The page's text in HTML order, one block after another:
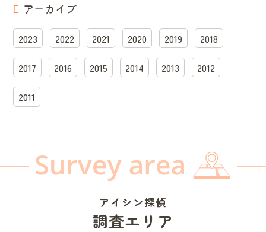
アーカイブ
2023 2022 2021 2020 2019 2018
2017 2016 2015 2014 2013 2012
2011
アイシン探偵
調査エリア